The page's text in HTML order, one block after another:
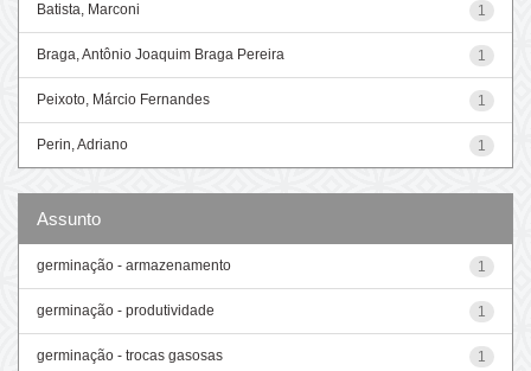
1
Batista, Marconi
1
Braga, Antônio Joaquim Braga Pereira
1
Peixoto, Márcio Fernandes
1
Perin, Adriano
Assunto
1
germinação - armazenamento
1
germinação - produtividade
1
germinação - trocas gasosas